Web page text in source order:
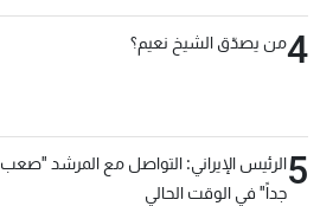
4من يصدّق الشيخ نعيم؟
5الرئيس الإيراني: التواصل مع المرشد "صعب
جداً" في الوقت الحالي